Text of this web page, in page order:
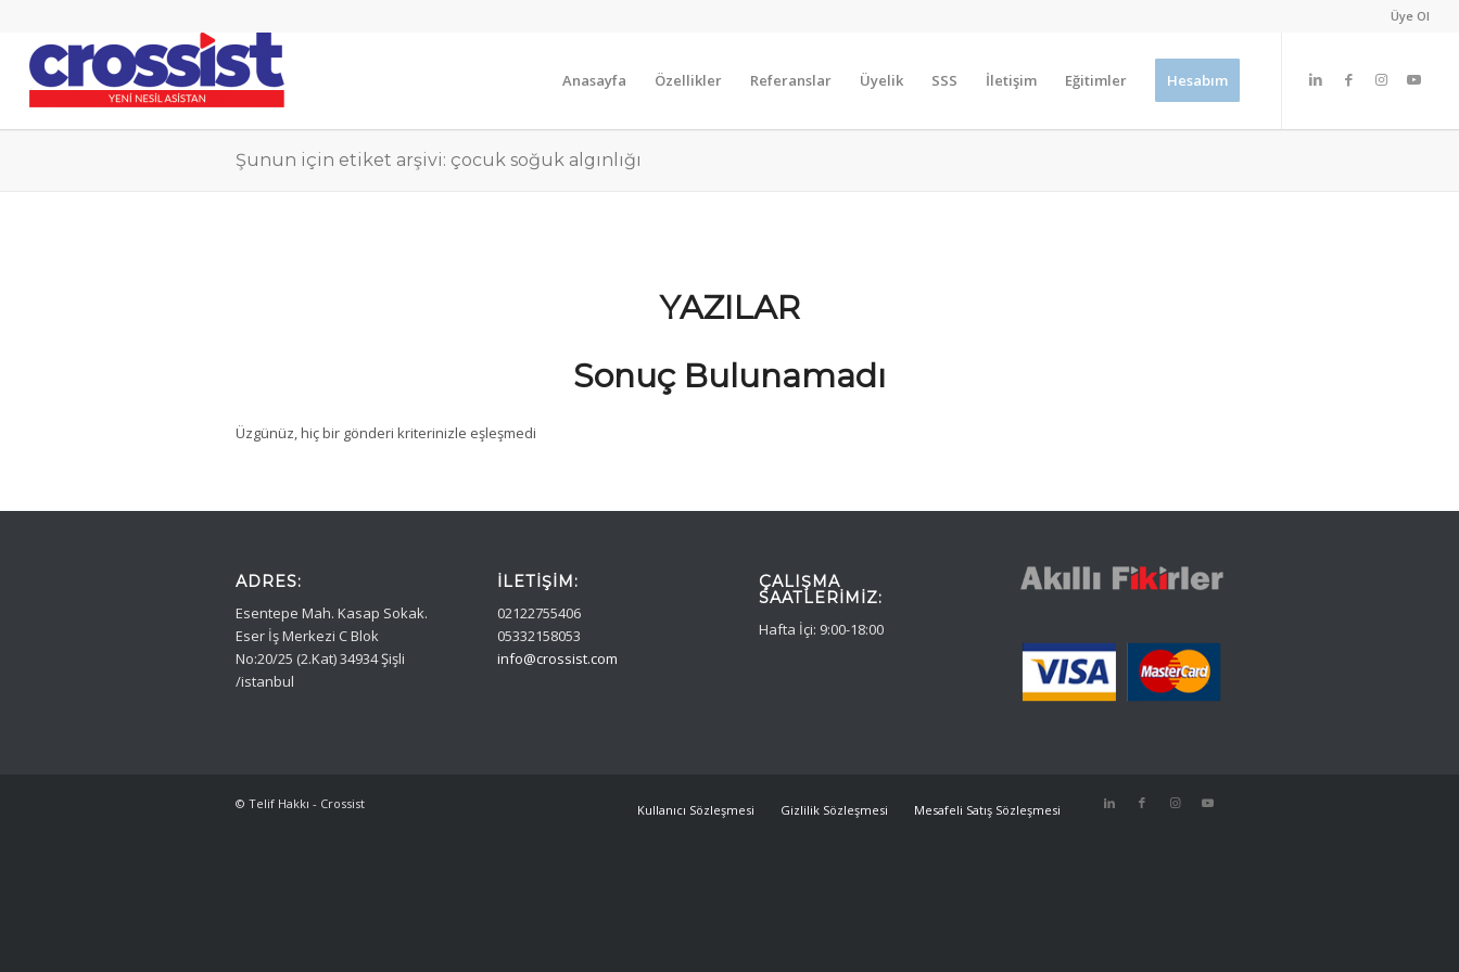
Üye Ol
Anasayfa Özellikler Referanslar Üyelik SSS İletişim Eğitimler Hesabım
Şunun için etiket arşivi: çocuk soğuk algınlığı
YAZILAR
Sonuç Bulunamadı
Üzgünüz, hiç bir gönderi kriterinizle eşleşmedi
ADRES:
Esentepe Mah. Kasap Sokak.
Eser İş Merkezi C Blok
No:20/25 (2.Kat) 34934 Şişli
/istanbul
İLETIŞIM:
02122755406
05332158053
info@crossist.com
ÇALIŞMA
SAATLERIMIZ:
Hafta İçi: 9:00-18:00
© Telif Hakkı - Crossist Kullanıcı Sözleşmesi Gizlilik Sözleşmesi Mesafeli Satış Sözleşmesi